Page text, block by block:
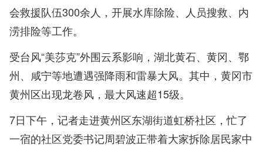
会救援队伍300余人，开展水库除险、人员搜救、内
涝排险等工作。
受台风“美莎克”外围云系影响，湖北黄石、黄冈、鄂
州、咸宁等地遭遇强降雨和雷暴大风。其中，黄冈市
黄州区出现龙卷风，最大风速超15级。
7日下午，记者走进黄州区东湖街道虹桥社区，忙了
一宿的社区党委书记周碧波正带着大家拆除居民家中